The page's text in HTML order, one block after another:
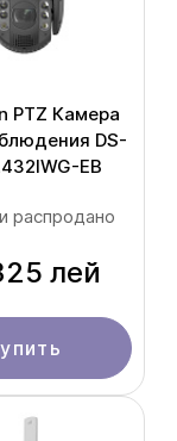
PTZ Камера
DS-
EB
распродано
лей